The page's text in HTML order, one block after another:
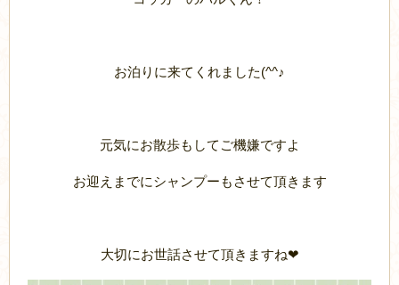
お泊りに来てくれました(^^♪
元気にお散歩もしてご機嫌ですよ
お迎えまでにシャンプーもさせて頂きます
大切にお世話させて頂きますね❤